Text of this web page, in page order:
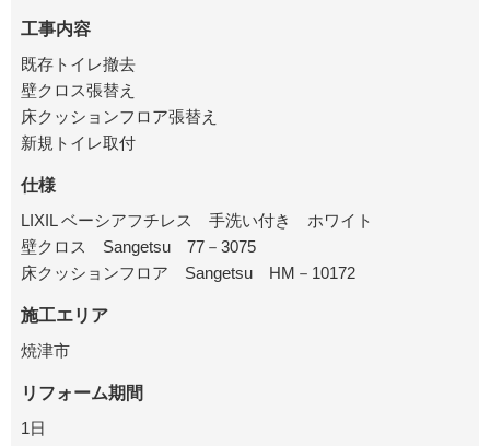
工事内容
既存トイレ撤去
壁クロス張替え
床クッションフロア張替え
新規トイレ取付
仕様
LIXIL ベーシアフチレス 手洗い付き ホワイト
壁クロス Sangetsu 77－3075
床クッションフロア Sangetsu HM－10172
施工エリア
焼津市
リフォーム期間
1日